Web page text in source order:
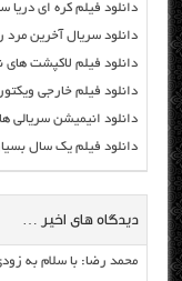
دانلود فیلم کره ای دریا سالار ۲۰۱۴ با دوبله
دانلود سریال آخرین مرد روی زمین
دانلود فیلم لاکپشت های نینجا :
دانلود فیلم خارجی ویکتور
دانلود انیمیشن سریالی
دانلود فیلم یک سال بسیار خشن ۲۰۱۴ با
دیدگاه های اخیر …
محمد رضا: با سلام به